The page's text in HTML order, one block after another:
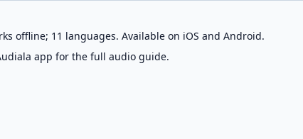
offline; 11 languages. Available on iOS and Android.
app for the full audio guide.